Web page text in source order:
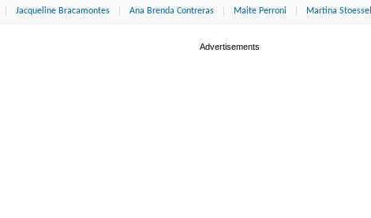
Jacqueline Bracamontes Ana Brenda Contreras Maite Perroni Martina Stoessel